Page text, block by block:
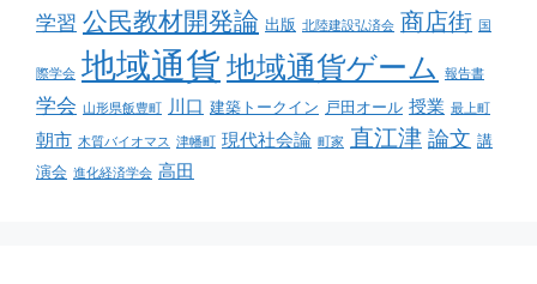
学習 公民教材開発論 出版 北陸建設弘済会 商店街 国
際学会 地域通貨地域通貨ゲーム 報告書
学会 山形県飯豊町 川口 建築トークイン 戸田オール 授業 最上町
朝市 木質バイオマス 津幡町 現代社会論 町家 直江津 論文 講
演会 進化経済学会 高田